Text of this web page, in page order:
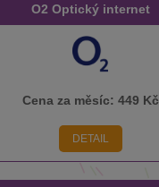
O2 Optický internet
Cena za měsíc: 449 Kč
DETAIL